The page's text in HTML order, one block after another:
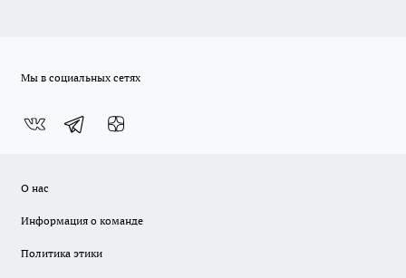
Мы в социальных сетях
О нас
Информация о команде
Политика этики